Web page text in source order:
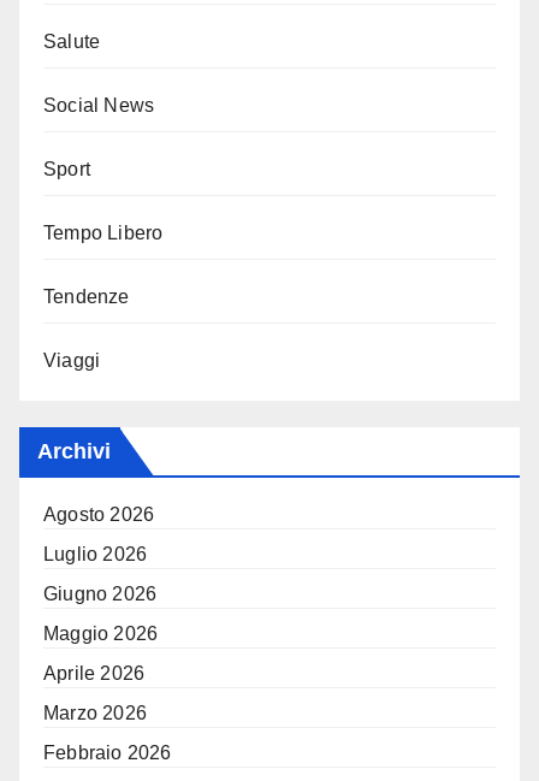
Salute
Social News
Sport
Tempo Libero
Tendenze
Viaggi
Archivi
Agosto 2026
Luglio 2026
Giugno 2026
Maggio 2026
Aprile 2026
Marzo 2026
Febbraio 2026